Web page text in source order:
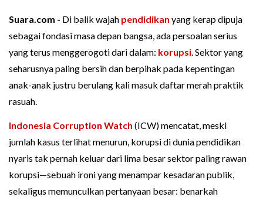
Suara.com - Di balik wajah pendidikan yang kerap dipuja
sebagai fondasi masa depan bangsa, ada persoalan serius
yang terus menggerogoti dari dalam: korupsi . Sektor yang
seharusnya paling bersih dan berpihak pada kepentingan
anak-anak justru berulang kali masuk daftar merah praktik
rasuah.
Indonesia Corruption Watch (ICW) mencatat, meski
jumlah kasus terlihat menurun, korupsi di dunia pendidikan
nyaris tak pernah keluar dari lima besar sektor paling rawan
korupsi—sebuah ironi yang menampar kesadaran publik,
sekaligus memunculkan pertanyaan besar: benarkah